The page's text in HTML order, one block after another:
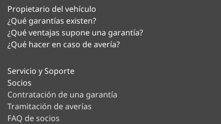
Propietario del vehículo
¿Qué garantías existen?
¿Qué ventajas supone una garantía?
¿Qué hacer en caso de avería?
Servicio y Soporte
Socios
Contratación de una garantía
Tramitación de averías
FAQ de socios